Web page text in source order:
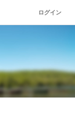
ログイン